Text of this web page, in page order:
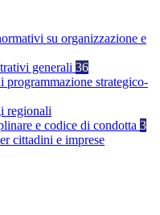
su organizzazione e
generali 36
programmazione strategico-
regionali
e codice di condotta 3
cittadini e imprese